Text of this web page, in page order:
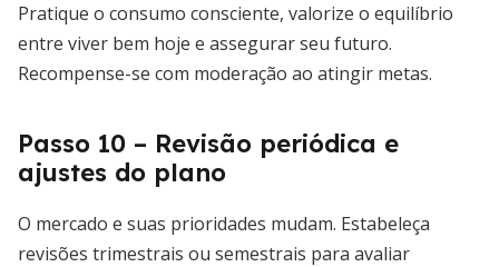
Pratique o consumo consciente, valorize o equilíbrio
entre viver bem hoje e assegurar seu futuro.
Recompense-se com moderação ao atingir metas.
Passo 10 – Revisão periódica e
ajustes do plano
O mercado e suas prioridades mudam. Estabeleça
revisões trimestrais ou semestrais para avaliar